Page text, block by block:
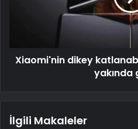
Xiaomi'nin dikey
yakında
İlgili Makaleler